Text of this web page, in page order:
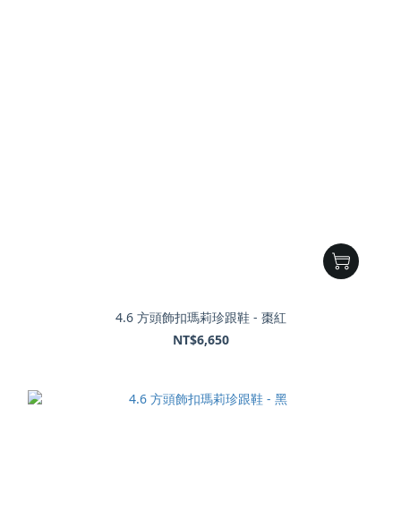
4.6 方頭飾扣瑪莉珍跟鞋 - 棗紅
NT$6,650